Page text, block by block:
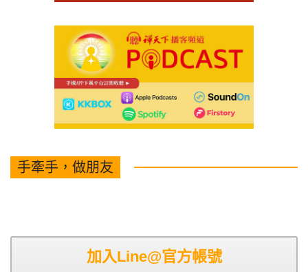
手牽手，做朋友
加入Line@官方帳號